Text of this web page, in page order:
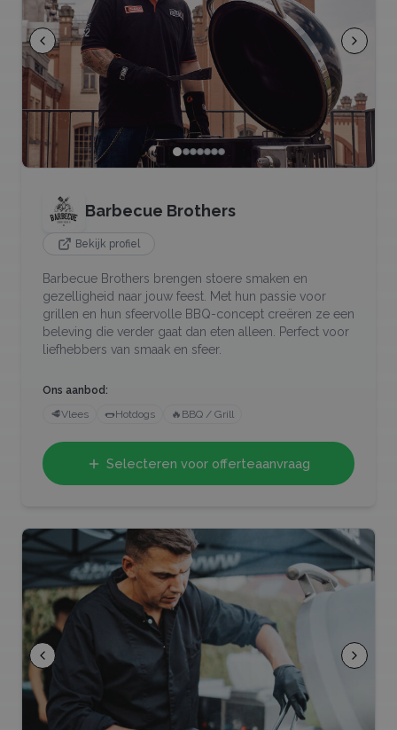
Barbecue Brothers
Bekijk profiel
Barbecue Brothers brengen stoere smaken en
gezelligheid naar jouw feest. Met hun passie voor
grillen en hun sfeervolle BBQ-concept creëren ze een
beleving die verder gaat dan eten alleen. Perfect voor
liefhebbers van smaak en sfeer.
Ons aanbod:
🥩Vlees 🌭Hotdogs 🔥 BBQ / Grill
Selecteren voor offerteaanvraag